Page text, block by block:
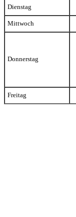
Dienstag
Mittwoch
Donnerstag
Freitag